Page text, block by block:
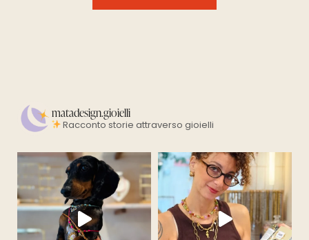
matadesign.gioielli
Racconto storie attraverso gioielli